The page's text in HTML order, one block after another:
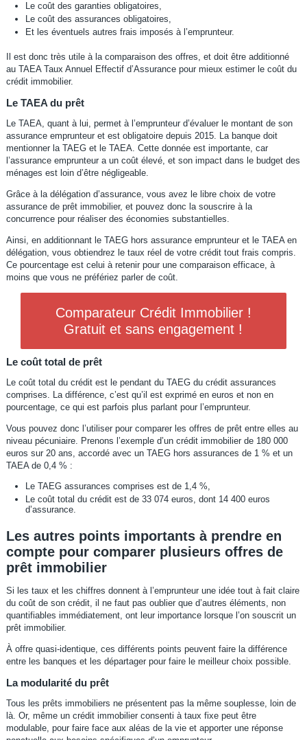
Le coût des garanties obligatoires,
Le coût des assurances obligatoires,
Et les éventuels autres frais imposés à l’emprunteur.
Il est donc très utile à la comparaison des offres, et doit être additionné
au TAEA Taux Annuel Effectif d’Assurance pour mieux estimer le coût du
crédit immobilier.
Le TAEA du prêt
Le TAEA, quant à lui, permet à l’emprunteur d’évaluer le montant de son
assurance emprunteur et est obligatoire depuis 2015. La banque doit
mentionner la TAEG et le TAEA. Cette donnée est importante, car
l’assurance emprunteur a un coût élevé, et son impact dans le budget des
ménages est loin d’être négligeable.
Grâce à la délégation d’assurance, vous avez le libre choix de votre
assurance de prêt immobilier, et pouvez donc la souscrire à la
concurrence pour réaliser des économies substantielles.
Ainsi, en additionnant le TAEG hors assurance emprunteur et le TAEA en
délégation, vous obtiendrez le taux réel de votre crédit tout frais compris.
Ce pourcentage est celui à retenir pour une comparaison efficace, à
moins que vous ne préfériez parler de coût.
Comparateur Crédit Immobilier !
Gratuit et sans engagement !
Le coût total de prêt
Le coût total du crédit est le pendant du TAEG du crédit assurances
comprises. La différence, c’est qu’il est exprimé en euros et non en
pourcentage, ce qui est parfois plus parlant pour l’emprunteur.
Vous pouvez donc l’utiliser pour comparer les offres de prêt entre elles au
niveau pécuniaire. Prenons l’exemple d’un crédit immobilier de 180 000
euros sur 20 ans, accordé avec un TAEG hors assurances de 1 % et un
TAEA de 0,4 % :
Le TAEG assurances comprises est de 1,4 %,
Le coût total du crédit est de 33 074 euros, dont 14 400 euros
d’assurance.
Les autres points importants à prendre en
compte pour comparer plusieurs offres de
prêt immobilier
Si les taux et les chiffres donnent à l’emprunteur une idée tout à fait claire
du coût de son crédit, il ne faut pas oublier que d’autres éléments, non
quantifiables immédiatement, ont leur importance lorsque l’on souscrit un
prêt immobilier.
À offre quasi-identique, ces différents points peuvent faire la différence
entre les banques et les départager pour faire le meilleur choix possible.
La modularité du prêt
Tous les prêts immobiliers ne présentent pas la même souplesse, loin de
là. Or, même un crédit immobilier consenti à taux fixe peut être
modulable, pour faire face aux aléas de la vie et apporter une réponse